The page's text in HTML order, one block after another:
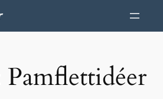
Pamflettidéer